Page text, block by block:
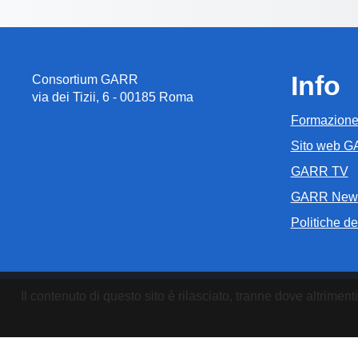
Consortium GARR
via dei Tizii, 6 - 00185 Roma
Info
Sito web
GARR TV
GARR
Politiche
Il contenuto di questo sito è rilasciato, tranne dove